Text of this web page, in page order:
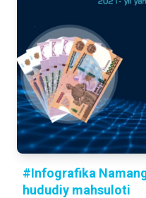
#Infografika
hududiy mahsuloti